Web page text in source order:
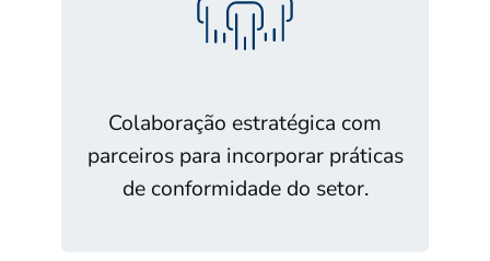
Colaboração estratégica com
parceiros para incorporar práticas
de conformidade do setor.